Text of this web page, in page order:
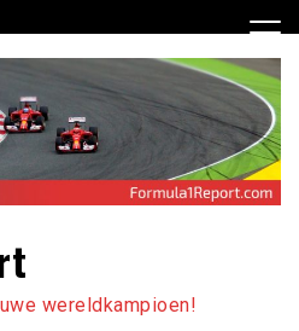
wereldkampioen!